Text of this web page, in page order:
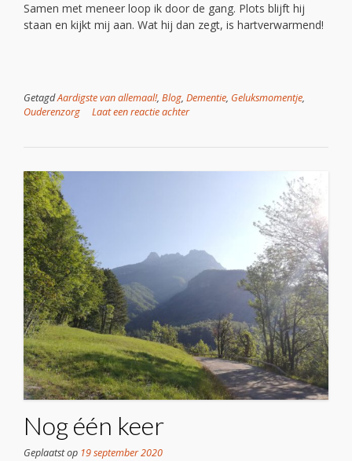
Samen met meneer loop ik door de gang. Plots blijft hij
staan en kijkt mij aan. Wat hij dan zegt, is hartverwarmend!
GetagdAardigste van allemaal!, Blog, Dementie, Geluksmomentje,
Ouderenzorg
Laat een reactie achter
Nog één keer
Geplaatst op 19 september 2020